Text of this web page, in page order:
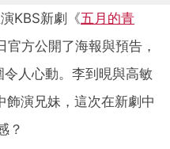
KBS新劇《五月的青
方公開了海報與預告，
人心動。李到晛與高敏
演兄妹，這次在新劇中
？